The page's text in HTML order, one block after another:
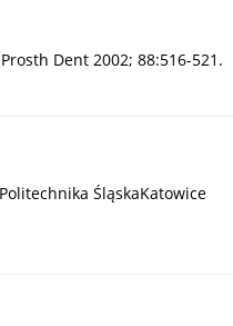
Dent 2002; 88:516-521.
ŚląskaKatowice